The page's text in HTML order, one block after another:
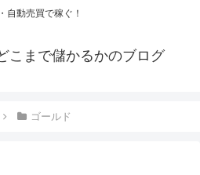
自動売買で稼ぐ！
こまで儲かるかのブログ
ゴールド